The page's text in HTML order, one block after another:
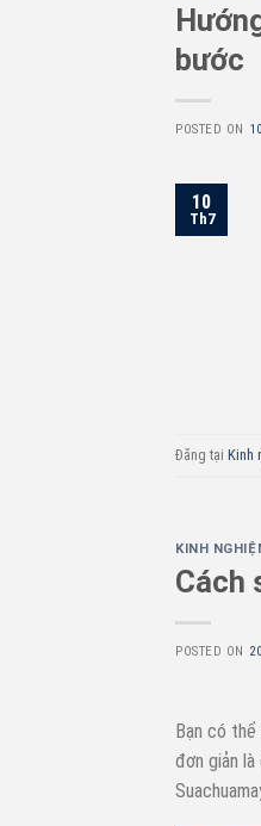
bước
POSTED ON
10
Th7
Đăng tại Kinh
KINH
Cách
POSTED ON
Bạn có
đơn giản